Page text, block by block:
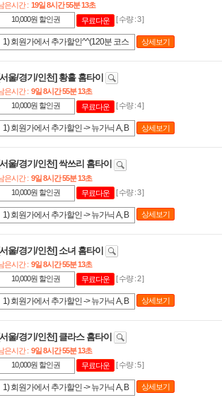
은시간 : 19일 8시간 55분 13초
10,000원 할인권
무료다운 [ 수량 : 3 ]
1) 회원가에서 추가할인^^(120분 코스
대폰 번호 불일치시 사용불가입니다^^
상세보기
울/경기/인천] 황홀 홈타이
은시간 : 9일 8시간 55분 13초
10,000원 할인권
무료다운 [ 수량 : 4 ]
1) 회원가에서 추가할인 -> 뉴가닉 A, B
1회 1매 사용, 양도 및 휴대폰 번호 불일
치시 사용불가입니다.
상세보기
울/경기/인천] 싹쓰리 홈타이
은시간 : 9일 8시간 55분 13초
10,000원 할인권
무료다운 [ 수량 : 3 ]
1) 회원가에서 추가할인 -> 뉴가닉 A, B
1회 1매 사용, 양도 및 휴대폰 번호 불일
치시 사용불가입니다.
상세보기
울/경기/인천] 소녀 홈타이
은시간 : 9일 8시간 55분 13초
10,000원 할인권
무료다운 [ 수량 : 2 ]
1) 회원가에서 추가할인 -> 뉴가닉 A, B
1회 1매 사용, 양도 및 휴대폰 번호 불일
치시 사용불가입니다.
상세보기
울/경기/인천] 클라스 홈타이
은시간 : 9일 8시간 55분 13초
10,000원 할인권
무료다운 [ 수량 : 5 ]
1) 회원가에서 추가할인 -> 뉴가닉 A, B
상세보기